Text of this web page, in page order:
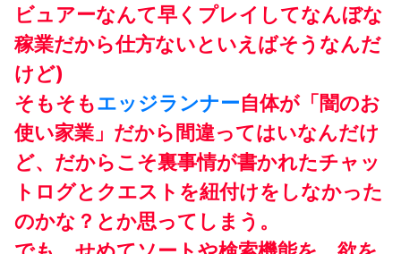
ビュアーなんて早くプレイしてなんぼな
稼業だから仕方ないといえばそうなんだ
けど)
そもそもエッジランナー自体が「闇のお
使い家業」だから間違ってはいなんだけ
ど、だからこそ裏事情が書かれたチャッ
トログとクエストを紐付けをしなかった
のかな？とか思ってしまう。